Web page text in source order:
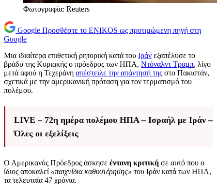
Φωτογραφία: Reuters
Google Προσθέστε το ENIKOS ως προτιμώμενη πηγή στη
Google
Μια ιδιαίτερα επιθετική ρητορική κατά του Ιράν εξαπέλυσε το
βράδυ της Κυριακής ο πρόεδρος των ΗΠΑ, Ντόναλντ Τραμπ, λίγο
μετά αφού η Τεχεράνη απέστειλε την απάντησή της στο Πακιστάν,
σχετικά με την αμερικανική πρόταση για τον τερματισμό του
πολέμου.
LIVE – 72η ημέρα πολέμου ΗΠΑ – Ισραήλ με Ιράν –
Όλες οι εξελίξεις
Ο Αμερικανός Πρόεδρος άσκησε έντονη κριτική σε αυτό που ο
ίδιος αποκαλεί «παιχνίδια καθυστέρησης» του Ιράν κατά των ΗΠΑ,
τα τελευταία 47 χρόνια.